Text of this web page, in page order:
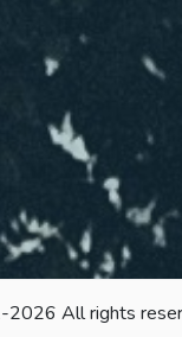
All rights